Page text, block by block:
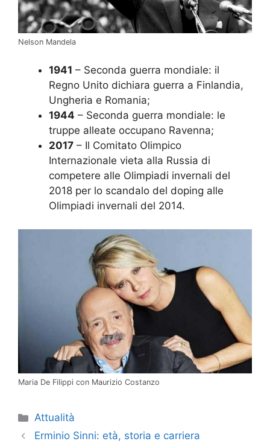
Nelson Mandela
1941 – Seconda guerra mondiale: il
Regno Unito dichiara guerra a Finlandia,
Ungheria e Romania;
1944 – Seconda guerra mondiale: le
truppe alleate occupano Ravenna;
2017 – Il Comitato Olimpico
Internazionale vieta alla Russia di
competere alle Olimpiadi invernali del
2018 per lo scandalo del doping alle
Olimpiadi invernali del 2014.
Maria De Filippi con Maurizio Costanzo
Categorie
Attualità
Erminio Sinni: età, storia e carriera